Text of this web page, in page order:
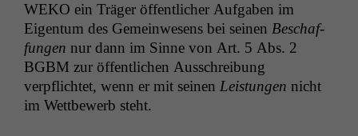
WEKO ein Träger öffentlich­er Auf­gaben im
Eigen­tum des Gemein­we­sens bei seinen Beschaf­
fun­gen nur dann im Sinne von Art. 5 Abs. 2
BGBM zur öffentlichen Auss­chrei­bung
verpflichtet, wenn er mit seinen Leis­tun­gen nicht
im Wet­tbe­werb steht.